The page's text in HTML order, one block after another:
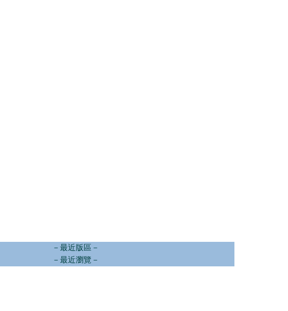
－最近版區－
－最近瀏覽－